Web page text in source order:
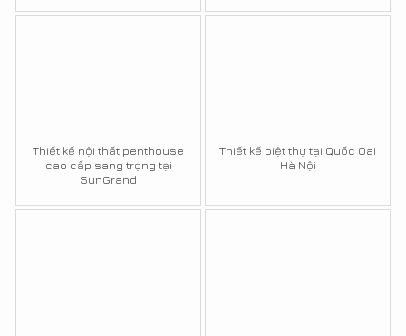
Thiết kế nội thất penthouse
cao cấp sang trọng tại
SunGrand
Thiết kế biệt thự tại Quốc Oai
Hà Nội